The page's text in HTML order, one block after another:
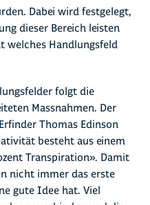
Dabei wird festgelegt,
dieser Bereich leisten
welches Handlungsfeld
folgt die
Massnahmen. Der
Thomas Edinson
besteht aus einem
Transpiration». Damit
nicht immer das erste
gute Idee hat. Viel